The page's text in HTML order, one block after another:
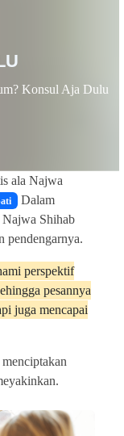
Konsul Aja Dulu
ala Najwa
Dalam
Najwa Shihab
pendengarnya.
perspektif
pesannya
juga mencapai